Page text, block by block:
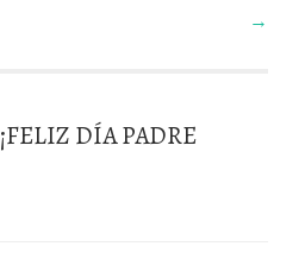
→
¡FELIZ DÍA PADRE